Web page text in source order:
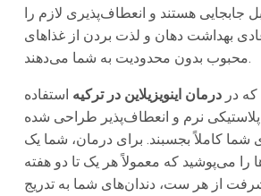
جابجایی هستند و انعطاف‌پذیری لازم را
بهداشت دهان و لذت بردن از غذاهای
محبوب بدون محدودیت به شما می‌دهند.
که دردرمان اینویزیلاین در ترکیه استفاده
نرم و انعطاف‌پذیر طراحی شده
شما کاملاً بجسبند. برای درمان، شما یک
را می‌پوشید که معمولاً هر یک تا دو هفته
از هر ست، دندان‌های شما به تدریج